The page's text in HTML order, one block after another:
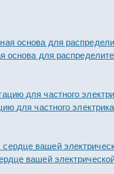
основа для
для частного
вашей